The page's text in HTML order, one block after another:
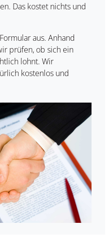
Das kostet nichts und
aus. Anhand
prüfen, ob sich ein
lohnt. Wir
kostenlos und